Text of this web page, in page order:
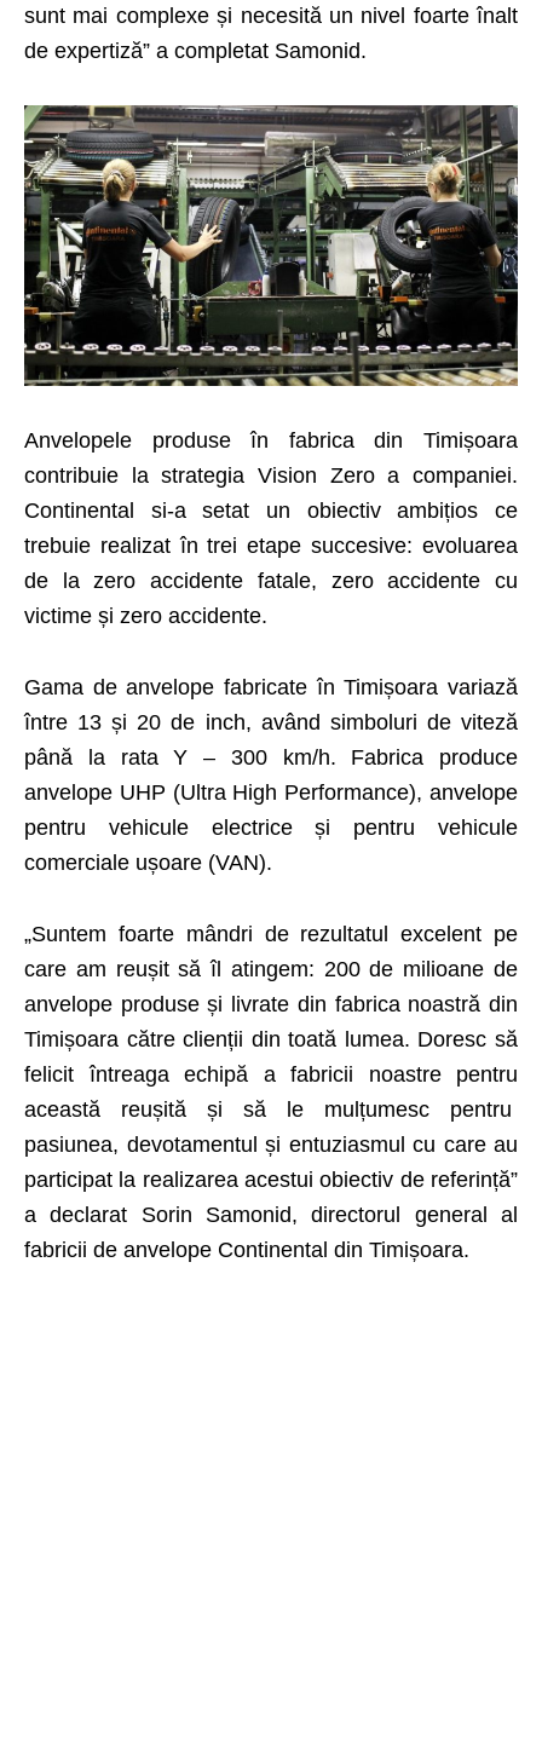
sunt mai complexe și necesită un nivel foarte înalt
de expertiză” a completat Samonid.
Anvelopele produse în fabrica din Timișoara
contribuie la strategia Vision Zero a companiei.
Continental si-a setat un obiectiv ambițios ce
trebuie realizat în trei etape succesive: evoluarea
de la zero accidente fatale, zero accidente cu
victime și zero accidente.
Gama de anvelope fabricate în Timișoara variază
între 13 și 20 de inch, având simboluri de viteză
până la rata Y – 300 km/h. Fabrica produce
anvelope UHP (Ultra High Performance), anvelope
pentru vehicule electrice și pentru vehicule
comerciale ușoare (VAN).
„Suntem foarte mândri de rezultatul excelent pe
care am reușit să îl atingem: 200 de milioane de
anvelope produse și livrate din fabrica noastră din
Timișoara către clienții din toată lumea. Doresc să
felicit întreaga echipă a fabricii noastre pentru
această reușită și să le mulțumesc pentru
pasiunea, devotamentul și entuziasmul cu care au
participat la realizarea acestui obiectiv de referință”
a declarat Sorin Samonid, directorul general al
fabricii de anvelope Continental din Timișoara.